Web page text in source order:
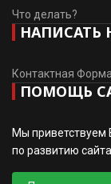
Что делать?
НАПИСАТЬ
Контактная Форма
ПОМОЩЬ
Мы приветствуем
по развитию сайта.